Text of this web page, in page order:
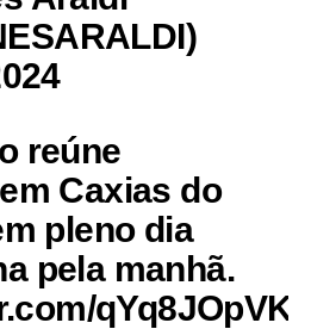
reúne
Caxias do
pleno dia
pela manhã.